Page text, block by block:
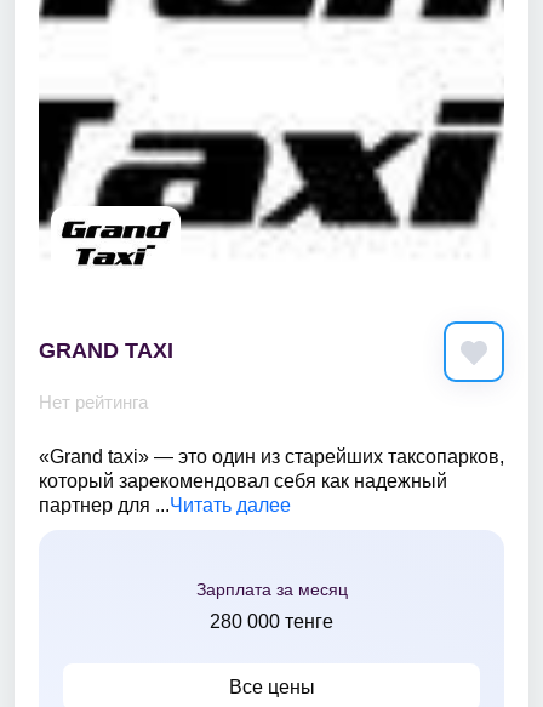
GRAND TAXI
Нет рейтинга
«Grand taxi» — это один из старейших таксопарков,
который зарекомендовал себя как надежный
партнер для ...Читать далее
Зарплата за месяц
280 000 тенге
Все цены